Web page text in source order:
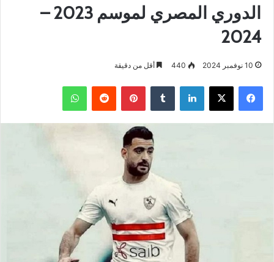
الدوري المصري لموسم 2023 –
2024
10 نوفمبر 2024 440 أقل من دقيقة
فيسبوك ‫X لينكدإن بينتيريست واتساب